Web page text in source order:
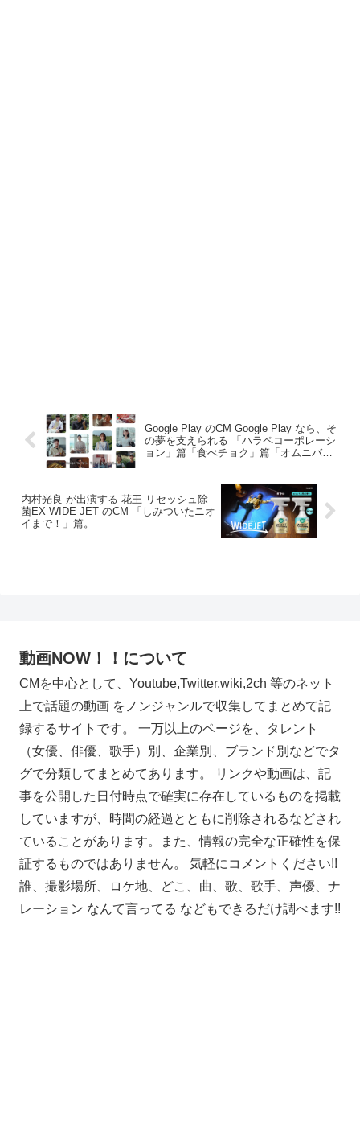
Google Play のCM Google Play なら、そ
の夢を支えられる 「ハラペコーポレーシ
ョン」篇「食べチョク」篇「オムニバ
内村光良 が出演する 花王 リセッシュ除
菌EX WIDE JET のCM 「しみついたニオ
イまで！」篇。
動画NOW！！について
CMを中心として、Youtube,Twitter,wiki,2ch 等のネット
上で話題の動画 をノンジャンルで収集してまとめて記
録するサイトです。 一万以上のページを、タレント
（女優、俳優、歌手）別、企業別、ブランド別などでタ
グで分類してまとめてあります。 リンクや動画は、記
事を公開した日付時点で確実に存在しているものを掲載
していますが、時間の経過とともに削除されるなどされ
ていることがあります。また、情報の完全な正確性を保
証するものではありません。 気軽にコメントください!!
誰、撮影場所、ロケ地、どこ、曲、歌、歌手、声優、ナ
レーション なんて言ってる などもできるだけ調べます!!